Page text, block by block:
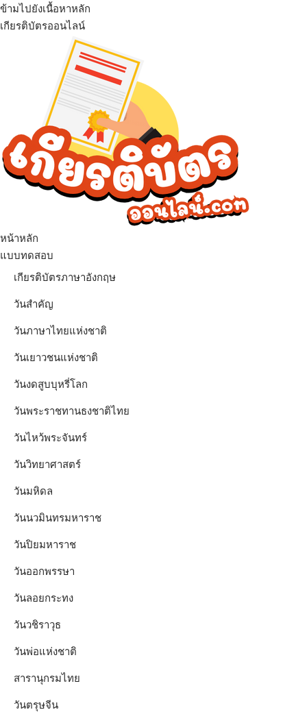
ข้ามไปยังเนื้อหาหลัก
เกียรติบัตรออนไลน์
เมนู
หน้าหลัก
แบบทดสอบ
เกียรติบัตรภาษาอังกฤษ
วันสำคัญ
วันภาษาไทยแห่งชาติ
วันเยาวชนแห่งชาติ
วันงดสูบบุหรี่โลก
วันพระราชทานธงชาติไทย
วันไหว้พระจันทร์​
วันวิทยาศาสตร์
วันมหิดล
วันนวมินทรมหาราช
วันปิยมหาราช
วันออกพรรษา
วันลอยกระทง
วันวชิราวุธ
วันพ่อแห่งชาติ
สารานุกรมไทย
วันตรุษจีน